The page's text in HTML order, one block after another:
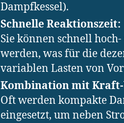
Dampfkessel).
Schnelle Reaktionszeit:
Sie können schnell
werden, was für die
variablen Lasten von
Kombination mit Kraft-
Oft werden kompakte
eingesetzt, um neben